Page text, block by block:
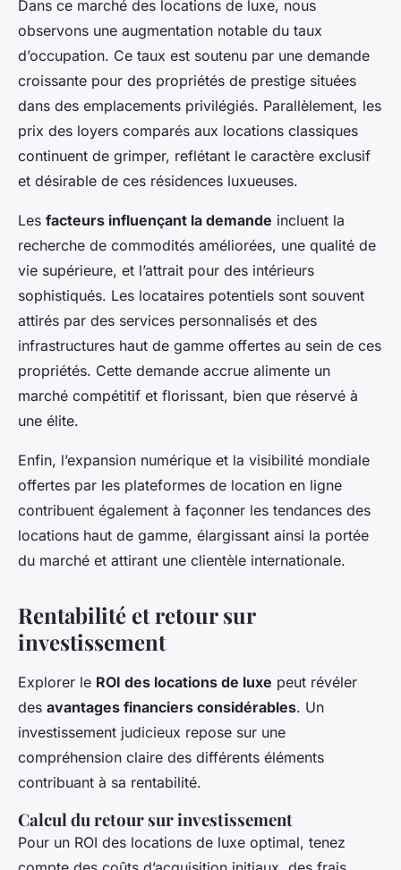
Dans ce marché des locations de luxe, nous
observons une augmentation notable du taux
d’occupation. Ce taux est soutenu par une demande
croissante pour des propriétés de prestige situées
dans des emplacements privilégiés. Parallèlement, les
prix des loyers comparés aux locations classiques
continuent de grimper, reflétant le caractère exclusif
et désirable de ces résidences luxueuses.
Les facteurs influençant la demande incluent la
recherche de commodités améliorées, une qualité de
vie supérieure, et l’attrait pour des intérieurs
sophistiqués. Les locataires potentiels sont souvent
attirés par des services personnalisés et des
infrastructures haut de gamme offertes au sein de ces
propriétés. Cette demande accrue alimente un
marché compétitif et florissant, bien que réservé à
une élite.
Enfin, l’expansion numérique et la visibilité mondiale
offertes par les plateformes de location en ligne
contribuent également à façonner les tendances des
locations haut de gamme, élargissant ainsi la portée
du marché et attirant une clientèle internationale.
Rentabilité et retour sur
investissement
Explorer le ROI des locations de luxe peut révéler
des avantages financiers considérables. Un
investissement judicieux repose sur une
compréhension claire des différents éléments
contribuant à sa rentabilité.
Calcul du retour sur investissement
Pour un ROI des locations de luxe optimal, tenez